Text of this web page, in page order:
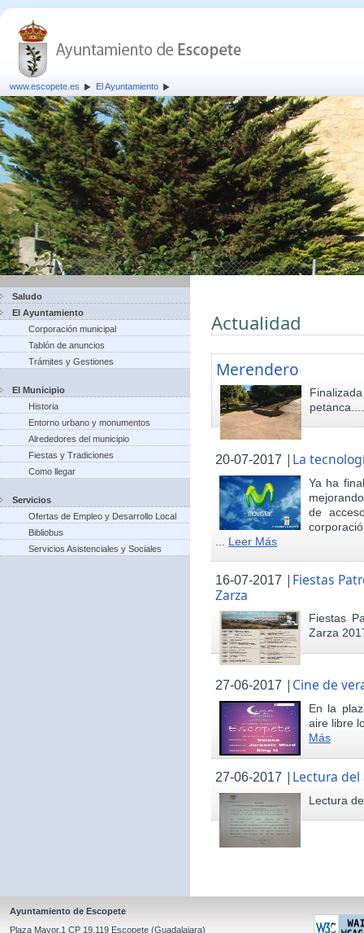
www.escopete.es El Ayuntamiento
Saludo
El Ayuntamiento
Corporación municipal
Tablón de anuncios
Trámites y Gestiones
El Municipio
Historia
Entorno urbano y monumentos
Alrededores del municipio
Fiestas y Tradiciones
Como llegar
Servicios
Ofertas de Empleo y Desarrollo Local
Bibliobus
Servicios Asistenciales y Sociales
Actualidad
Merendero
20-07-2017 | La
Ya ha
de
Leer Más
16-07-2017 | Fiestas
Zarza
Fiestas
Zarza
27-06-2017 | Cine de
En la
aire libre
Más
27-06-2017 | Lectura del
Lectura
Ayuntamiento de Escopete
Plaza Mayor,1 CP 19.119 Escopete (Guadalajara)